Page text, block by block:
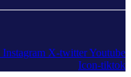
Instagram X-twitterYoutube
Icon-tiktok